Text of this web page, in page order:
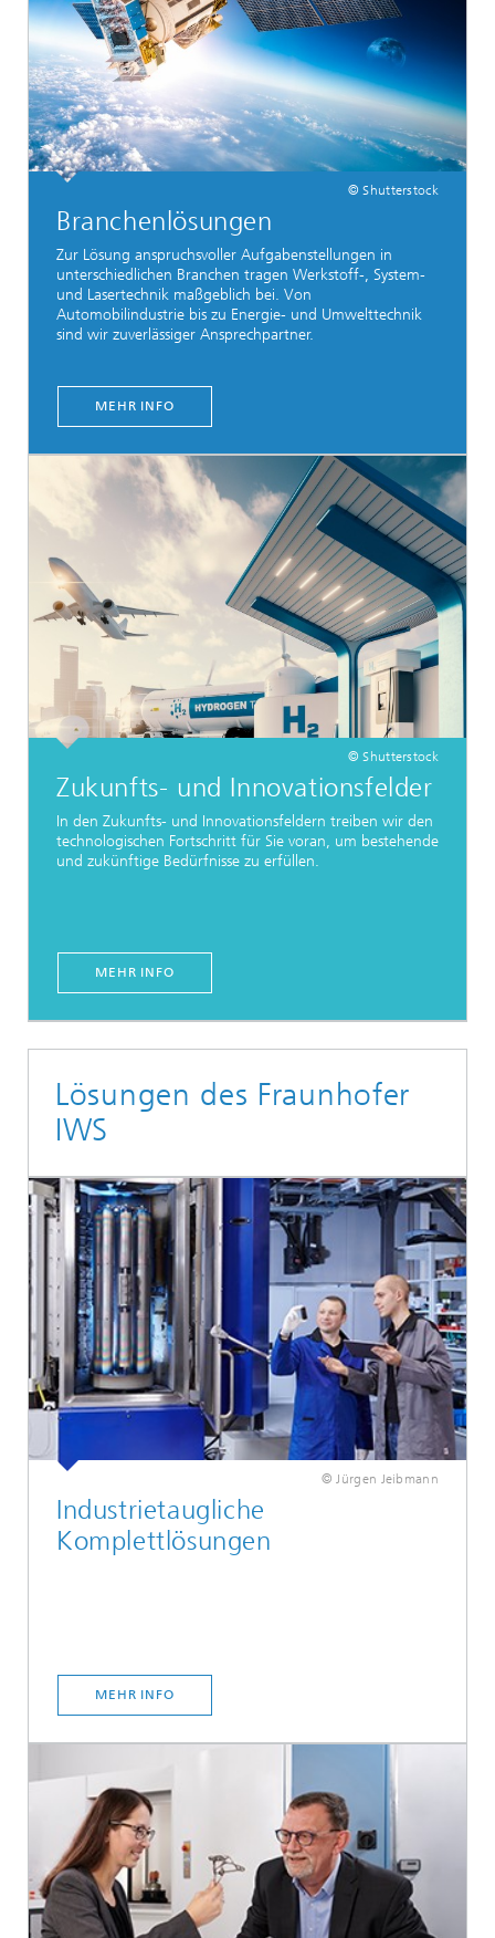
© Shutterstock
Branchenlösungen
Zur Lösung anspruchsvoller Aufgabenstellungen in
unterschiedlichen Branchen tragen Werkstoff-, System-
und Lasertechnik maßgeblich bei. Von
Automobilindustrie bis zu Energie- und Umwelttechnik
sind wir zuverlässiger Ansprechpartner.
MEHR INFO
© Shutterstock
Zukunfts- und Innovationsfelder
In den Zukunfts- und Innovationsfeldern treiben wir den
technologischen Fortschritt für Sie voran, um bestehende
und zukünftige Bedürfnisse zu erfüllen.
MEHR INFO
Lösungen des Fraunhofer
IWS
© Jürgen Jeibmann
Industrietaugliche
Komplettlösungen
MEHR INFO